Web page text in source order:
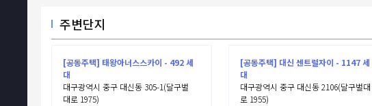
주변단지
[공동주택] 태왕아너스스카이 - 492 세
대
대구광역시 중구 대신동 305-1(달구벌
대로 1975)
[공동주택] 대신 센트럴자이 - 1147 세
대
대구광역시 중구 대신동 2106(달구벌대
로 1955)